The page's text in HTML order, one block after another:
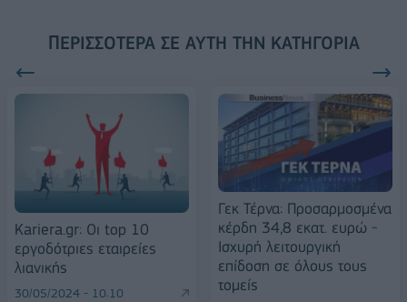
ΠΕΡΙΣΣΌΤΕΡΑ ΣΕ ΑΥΤΉ ΤΗΝ ΚΑΤΗΓΟΡΊΑ
Kariera.gr: Οι top 10
εργοδότριες εταιρείες
λιανικής
30/05/2024 - 10:10
Γεκ Τέρνα: Προσαρμοσμένα
κέρδη 34,8 εκατ. ευρώ -
Ισχυρή λειτουργική
επίδοση σε όλους τους
τομείς